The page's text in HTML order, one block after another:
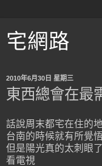
宅網路
2010年6月30日 星期三
東西總會在最
話說周末都宅在住的
台南的時候就有所覺
但是陽光真的太刺眼
看電視